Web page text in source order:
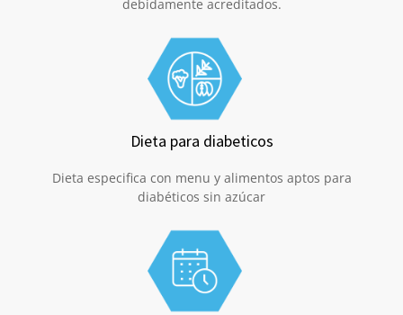
debidamente acreditados.
Dieta para diabeticos
Dieta especifica con menu y alimentos aptos para
diabéticos sin azúcar